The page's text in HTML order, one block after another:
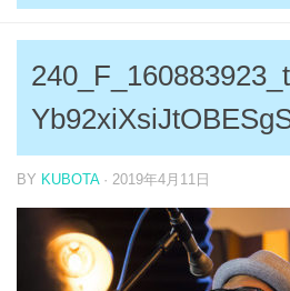
BY KUBOTA · 2019年4月11日